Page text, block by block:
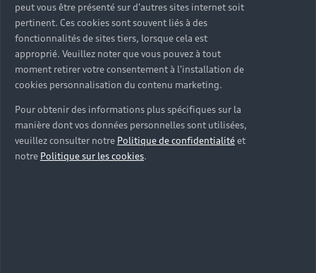
peut vous être présenté sur d'autres sites internet soit
pertinent. Ces cookies sont souvent liés à des
fonctionnalités de sites tiers, lorsque cela est
approprié. Veuillez noter que vous pouvez à tout
moment retirer votre consentement à l'installation de
cookies personnalisation du contenu marketing.
Pour obtenir des informations plus spécifiques sur la
manière dont vos données personnelles sont utilisées,
veuillez consulter notre Politique de confidentialitéet
notre Politique sur les cookies.